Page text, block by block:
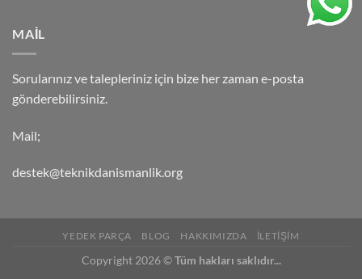
MAİL
Sorularınız ve talepleriniz için bize her zaman e-posta
gönderebilirsiniz.
Mail;
destek@teknikdanismanlik.org
YEDEK PARÇA BLOG HAKKIMIZDA İLETİŞİM
Copyright 2026 ©Tüm hakları saklıdır...